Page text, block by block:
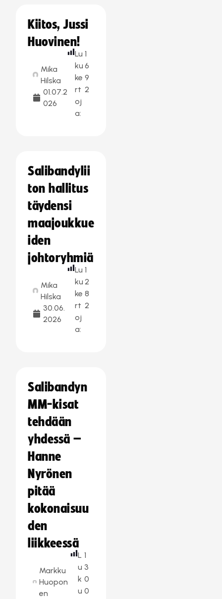
Kiitos, Jussi
Huovinen!
Mika
Hilska
01.07.2
026
Lu
ku
ke
rt
oj
a:
1
6
9
2
Salibandylii
ton hallitus
täydensi
maajoukkue
iden
johtoryhmiä
Mika
Hilska
30.06.
2026
Lu
ku
ke
rt
oj
a:
1
2
8
2
Salibandyn
MM-kisat
tehdään
yhdessä –
Hanne
Nyrönen
pitää
kokonaisuu
den
liikkeessä
Markku
Huopon
en
L
u
k
u
1
3
0
0